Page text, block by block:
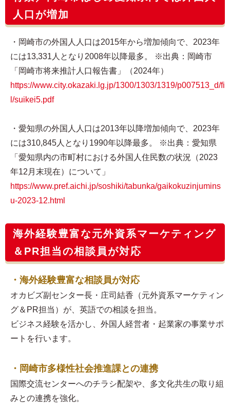
人口が増加
・岡崎市の外国人人口は2015年から増加傾向で、2023年
には13,331人となり2008年以降最多。 ※出典：岡崎市
「岡崎市将来推計人口報告書」（2024年）
https://www.city.okazaki.lg.jp/1300/1303/1319/p007513_d/fi
l/suikei5.pdf
・愛知県の外国人人口は2013年以降増加傾向で、2023年
には310,845人となり1990年以降最多。 ※出典：愛知県
「愛知県内の市町村における外国人住民数の状況（2023
年12月末現在）について」
https://www.pref.aichi.jp/soshiki/tabunka/gaikokuzinjumins
u-2023-12.html
海外経験豊富な元外資系マーケティング
＆PR担当の相談員が対応
・海外経験豊富な相談員が対応
オカビズ副センター長・庄司結香（元外資系マーケティン
グ＆PR担当）が、英語での相談を担当。
ビジネス経験を活かし、外国人経営者・起業家の事業サポ
ートを行います。
・岡崎市多様性社会推進課との連携
国際交流センターへのチラシ配架や、多文化共生の取り組
みとの連携を強化。